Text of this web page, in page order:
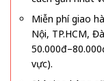
Miễn phí giao
Nội, TP.HCM,
vực).